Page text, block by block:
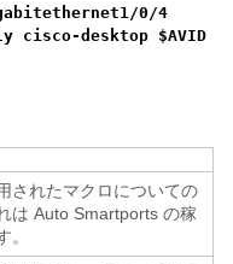
0/4
cisco-desktop $AVID
されたマクロについての
は Auto Smartports の稼
。